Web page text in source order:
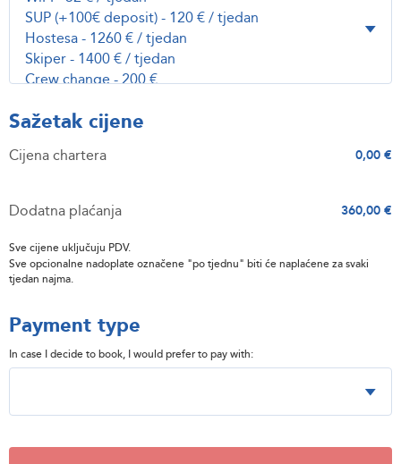
Sažetak cijene
Cijena chartera 0,00 €
Dodatna plaćanja 360,00 €
Sve cijene uključuju PDV.
Sve opcionalne nadoplate označene "po tjednu" biti će naplaćene za svaki
tjedan najma.
Payment type
In case I decide to book, I would prefer to pay with: